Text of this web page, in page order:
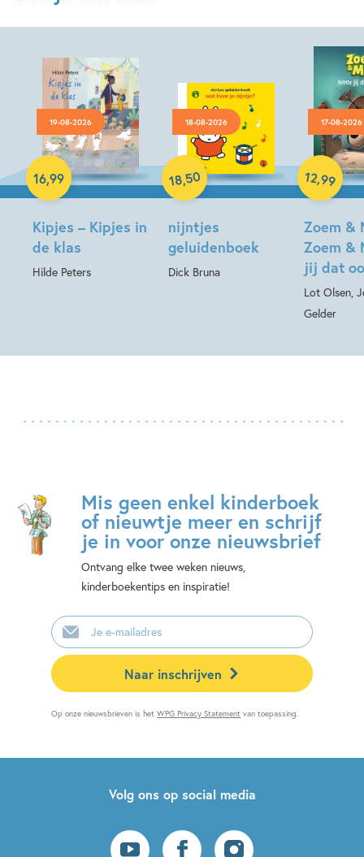
19-08-2026
Kipjes – Kipjes in
de klas
Hilde Peters
16,99
Hardcover
18-08-2026
nijntjes
geluidenboek
Dick Bruna
18,50
Hardcover
17-08-2026
Zoem &
Zoem &
jij dat
Lot Olsen,
Gelder
12,99
Hardcover
Mis geen enkel kinderboek
of nieuwtje meer en schrijf
je in voor onze nieuwsbrief
Ontvang elke twee weken nieuws,
kinderboekentips en inspiratie!
E-
mailadres
Naar inschrijven
Op onze nieuwsbrieven is hetWPG Privacy Statement van toepassing.
Volg ons op social media